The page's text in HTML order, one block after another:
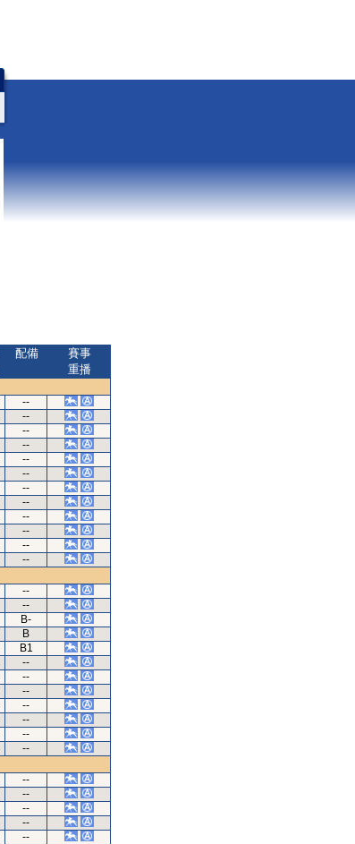
配備
賽事
重播
--
--
--
--
--
--
--
--
--
--
--
--
--
--
B-
B
B1
--
--
--
--
--
--
--
--
--
--
--
--